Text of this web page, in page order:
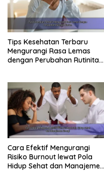
Tips Kesehatan Terbaru
Mengurangi Rasa Lemas
dengan Perubahan Rutinitas
Cara Efektif Mengurangi
Risiko Burnout lewat Pola
Hidup Sehat dan Manajemen